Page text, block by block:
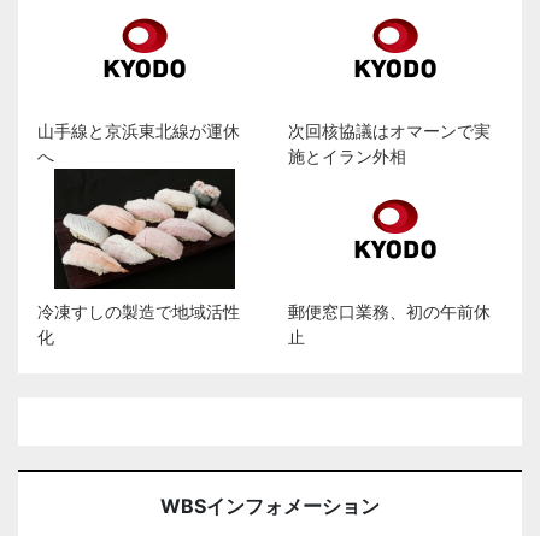
山手線と京浜東北線が運休
へ
次回核協議はオマーンで実
施とイラン外相
冷凍すしの製造で地域活性
化
郵便窓口業務、初の午前休
止
WBSインフォメーション